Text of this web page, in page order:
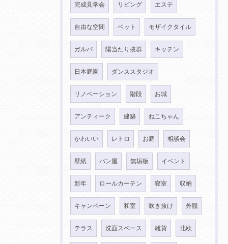
完成見学会 リビング エステ
自由な空間 ペット モザイクタイル
ガルバ 陽当たり抜群 キッチン
日本庭園 ダンススタジオ
リノベーション 階段 お城
アンティーク 建築 ねこちゃん
かわいい レトロ お庭 相談会
壁紙 パン屋 無垢板 イベント
新年 ロールカーテン 寝室 収納
キャンペーン 和室 吹き抜け 外観
テラス 洗面スペース 雑貨 北欧